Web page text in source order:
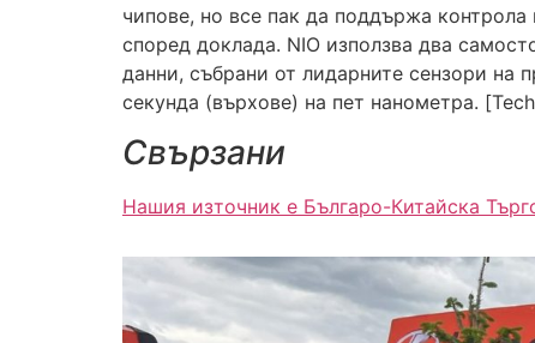
чипове, но все пак да поддържа контрола
според доклада. NIO използва два
данни, събрани от лидарните сензори на
секунда (върхове) на пет нанометра.
Свързани
Нашия източник е Българо-Китайска